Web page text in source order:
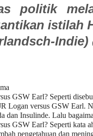
politik
istilah
Indie)
GSW Earl? Seperti
Logan versus GSW Earl.
dan Insulinde. Lalu
GSW Earl? Seperti kata
pengetahuan dan